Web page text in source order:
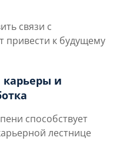
связи с
привести к будущему
и
способствует
лестнице